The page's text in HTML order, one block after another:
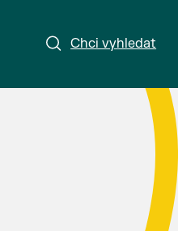
Chci vyhledat